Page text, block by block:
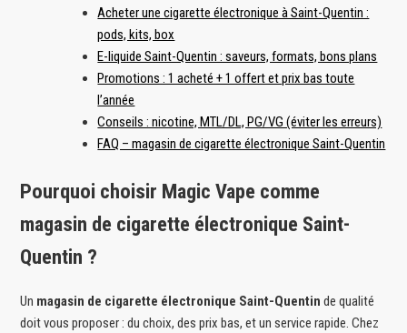
Acheter une cigarette électronique à Saint-Quentin :
pods, kits, box
E-liquide Saint-Quentin : saveurs, formats, bons plans
Promotions : 1 acheté + 1 offert et prix bas toute
l’année
Conseils : nicotine, MTL/DL, PG/VG (éviter les erreurs)
FAQ – magasin de cigarette électronique Saint-Quentin
Pourquoi choisir Magic Vape comme
magasin de cigarette électronique Saint-
Quentin ?
Un magasin de cigarette électronique Saint-Quentin de qualité
doit vous proposer : du choix, des prix bas, et un service rapide. Chez